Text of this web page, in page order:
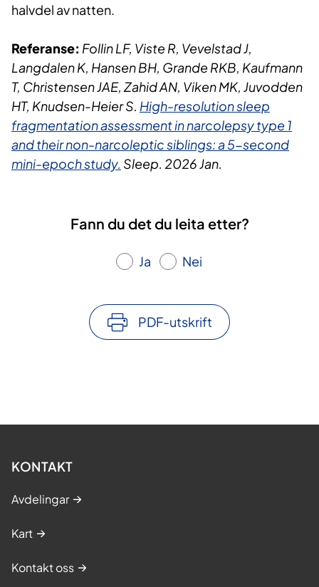
halvdel av natten.
Referanse: Follin LF, Viste R, Vevelstad J,
Langdalen K, Hansen BH, Grande RKB, Kaufmann
T, Christensen JAE, Zahid AN, Viken MK, Juvodden
HT, Knudsen-Heier S. High-resolution sleep
fragmentation assessment in narcolepsy type 1
and their non-narcoleptic siblings: a 5-second
mini-epoch study. Sleep. 2026 Jan.
Fann du det du leita etter?
Ja Nei
PDF-utskrift
KONTAKT
Avdelingar
Kart
Kontakt oss